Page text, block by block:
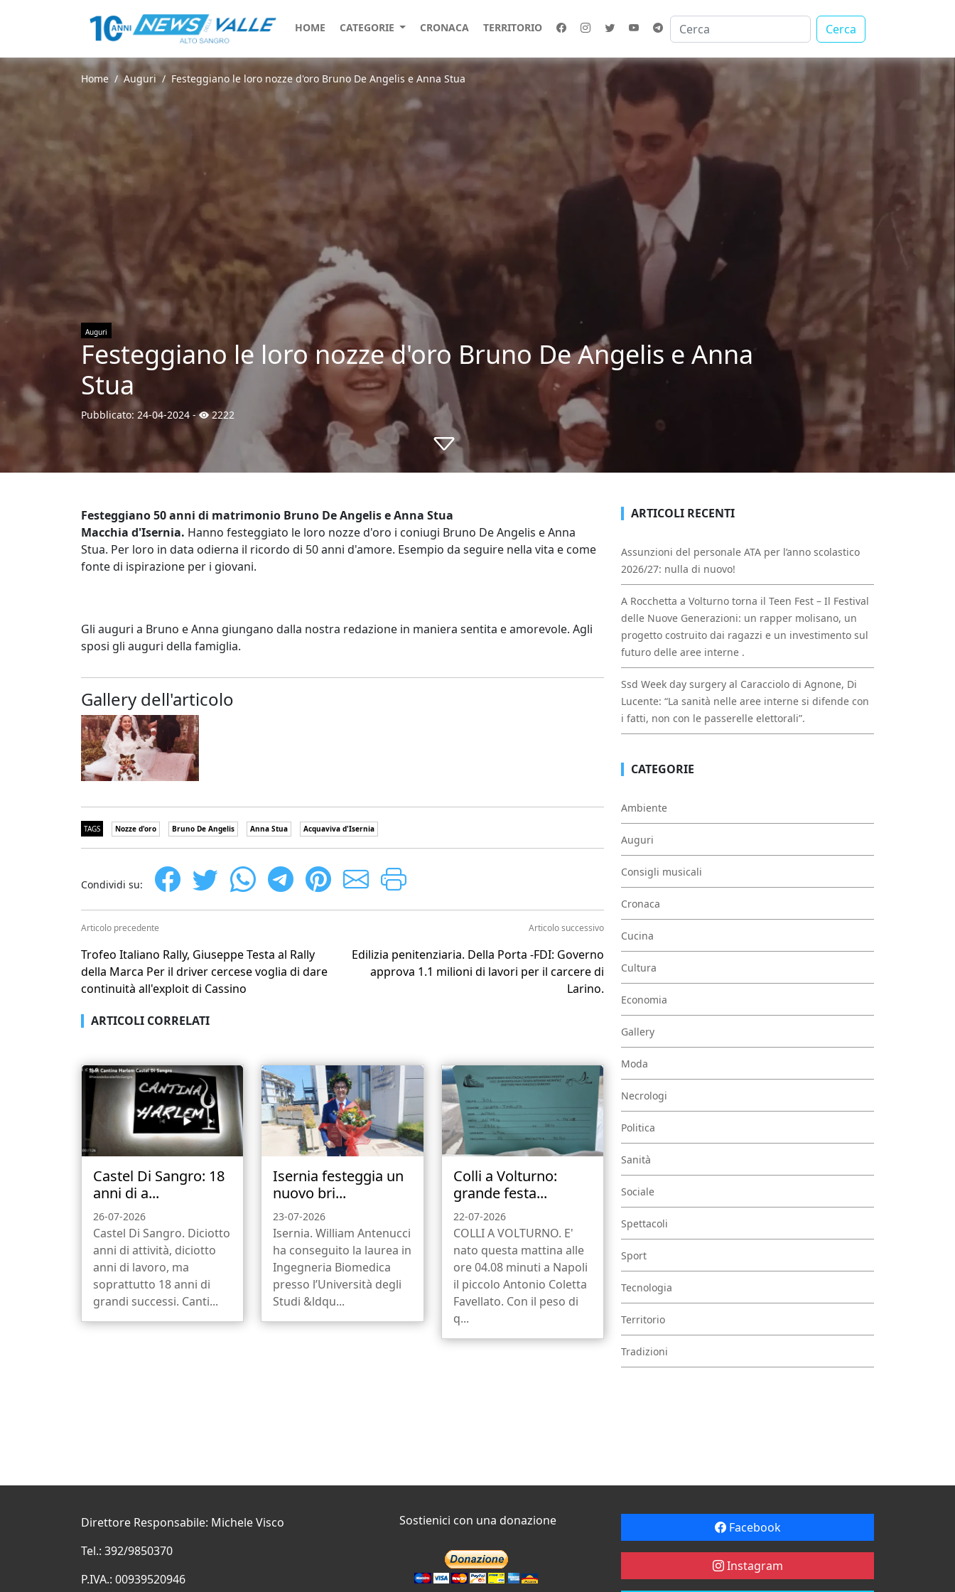
HOME CATEGORIE CRONACA TERRITORIO Cerca
Home Auguri Festeggiano le loro nozze d'oro Bruno De Angelis e Anna Stua
Auguri
Festeggiano le loro nozze d'oro Bruno De Angelis e Anna
Stua
Pubblicato: 24-04-2024 - 2222
Festeggiano 50 anni di matrimonio Bruno De Angelis e Anna Stua
Macchia d'Isernia. Hanno festeggiato le loro nozze d'oro i coniugi Bruno De Angelis e Anna
Stua. Per loro in data odierna il ricordo di 50 anni d'amore. Esempio da seguire nella vita e come
fonte di ispirazione per i giovani.
Gli auguri a Bruno e Anna giungano dalla nostra redazione in maniera sentita e amorevole. Agli
sposi gli auguri della famiglia.
Gallery dell'articolo
TAGS Nozze d'oro Bruno De Angelis Anna Stua Acquaviva d'Isernia
Condividi su:
Articolo precedente
Trofeo Italiano Rally, Giuseppe Testa al Rally
della Marca Per il driver cercese voglia di dare
continuità all'exploit di Cassino
Articolo successivo
Edilizia penitenziaria. Della Porta -FDI: Governo
approva 1.1 milioni di lavori per il carcere di
Larino.
ARTICOLI CORRELATI
Castel Di Sangro: 18
anni di a...
26-07-2026
Castel Di Sangro. Diciotto
anni di attività, diciotto
anni di lavoro, ma
soprattutto 18 anni di
grandi successi. Canti...
Isernia festeggia un
nuovo bri...
23-07-2026
Isernia. William Antenucci
ha conseguito la laurea in
Ingegneria Biomedica
presso l’Università degli
Studi &ldqu...
Colli a Volturno:
grande festa...
22-07-2026
COLLI A VOLTURNO. E'
nato questa mattina alle
ore 04.08 minuti a Napoli
il piccolo Antonio Coletta
Favellato. Con il peso di
q...
ARTICOLI RECENTI
Assunzioni del personale ATA per l’anno scolastico
2026/27: nulla di nuovo!
A Rocchetta a Volturno torna il Teen Fest – Il Festival
delle Nuove Generazioni: un rapper molisano, un
progetto costruito dai ragazzi e un investimento sul
futuro delle aree interne .
Ssd Week day surgery al Caracciolo di Agnone, Di
Lucente: “La sanità nelle aree interne si difende con
i fatti, non con le passerelle elettorali”.
CATEGORIE
Ambiente
Auguri
Consigli musicali
Cronaca
Cucina
Cultura
Economia
Gallery
Moda
Necrologi
Politica
Sanità
Sociale
Spettacoli
Sport
Tecnologia
Territorio
Tradizioni
Direttore Responsabile: Michele Visco
Tel.: 392/9850370
P.IVA.: 00939520946
Sostienici con una donazione Facebook
Instagram